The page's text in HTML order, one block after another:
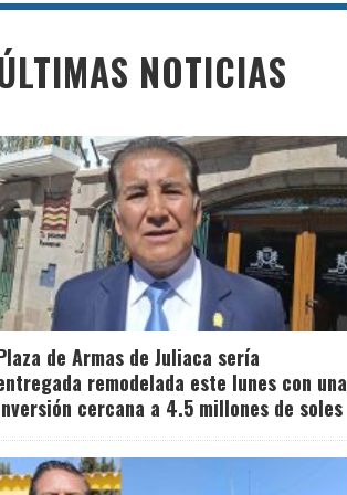
NOTICIAS
de Armas de Juliaca sería
remodelada este lunes con una
cercana a 4.5 millones de soles